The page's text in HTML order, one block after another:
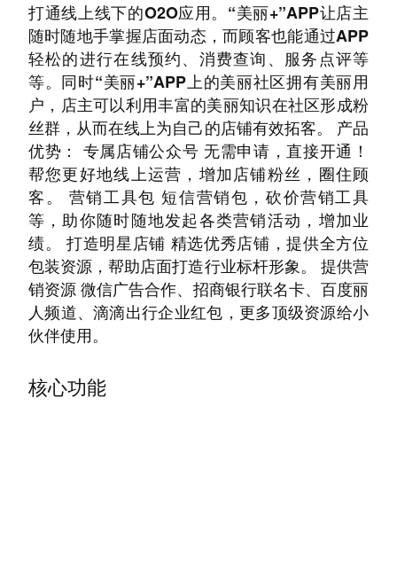
打通线上线下的O2O应用。“美丽+”APP让店主
随时随地手掌握店面动态，而顾客也能通过APP
轻松的进行在线预约、消费查询、服务点评等
等。同时“美丽+”APP上的美丽社区拥有美丽用
户，店主可以利用丰富的美丽知识在社区形成粉
丝群，从而在线上为自己的店铺有效拓客。 产品
优势： 专属店铺公众号 无需申请，直接开通！
帮您更好地线上运营，增加店铺粉丝，圈住顾
客。 营销工具包 短信营销包，砍价营销工具
等，助你随时随地发起各类营销活动，增加业
绩。 打造明星店铺 精选优秀店铺，提供全方位
包装资源，帮助店面打造行业标杆形象。 提供营
销资源 微信广告合作、招商银行联名卡、百度丽
人频道、滴滴出行企业红包，更多顶级资源给小
伙伴使用。
核心功能